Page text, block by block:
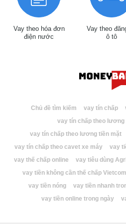
Vay theo hóa đơn
điện nước
Vay theo
ô tô
Chủ đề tìm kiếm vay tín chấp
vay tín chấp theo lương
vay tín chấp theo lương tiền mặt
vay tín chấp theo cavet xe máy
vay
vay thế chấp online
vay tiêu dùng
vay tiền không cần thế chấp
vay tiền nóng
vay tiền nhanh
vay tiền online trong ngày